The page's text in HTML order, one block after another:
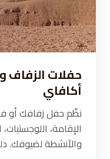
حفلات الزفاف
أكافاي
نظّم حفل زفافك أو
الإقامة،
والأنشطة لضيوفك.